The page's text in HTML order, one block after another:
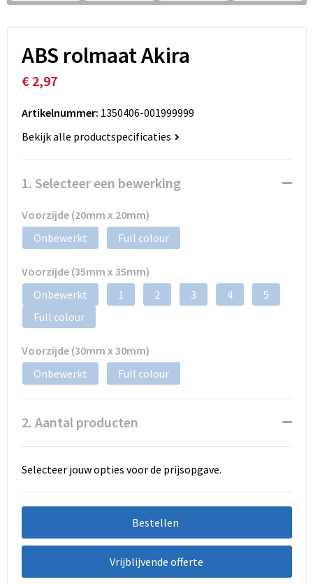
ABS rolmaat Akira
€ 2,97
Artikelnummer: 1350406-001999999
Bekijk alle productspecificaties
1. Selecteer een bewerking
Voorzijde (20mm x 20mm)
Onbewerkt
Full colour
Voorzijde (35mm x 35mm)
Onbewerkt
1 2 3 4
5
Full colour
Voorzijde (30mm x 30mm)
Onbewerkt
Full colour
2. Aantal producten
Selecteer jouw opties voor de prijsopgave.
Bestellen
Vrijblijvende offerte